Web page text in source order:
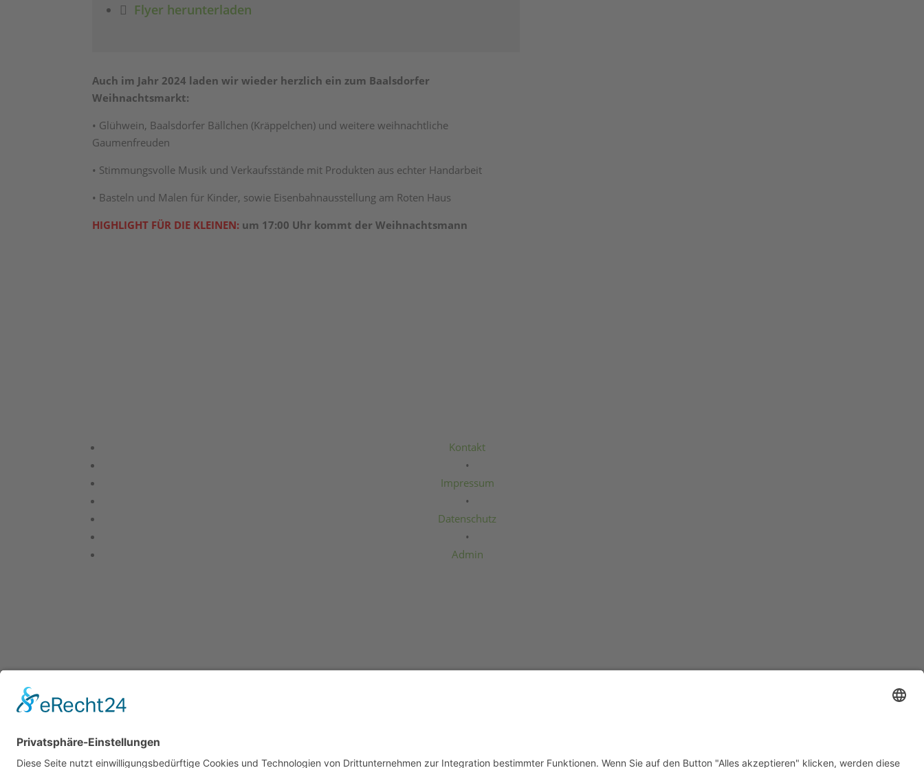
 Flyer herunterladen
Auch im Jahr 2024 laden wir wieder herzlich ein zum Baalsdorfer
Weihnachtsmarkt:
• Glühwein, Baalsdorfer Bällchen (Kräppelchen) und weitere weihnachtliche
Gaumenfreuden
• Stimmungsvolle Musik und Verkaufsstände mit Produkten aus echter Handarbeit
• Basteln und Malen für Kinder, sowie Eisenbahnausstellung am Roten Haus
HIGHLIGHT FÜR DIE KLEINEN: um 17:00 Uhr kommt der Weihnachtsmann
Kontakt
•
Impressum
•
Datenschutz
•
Admin
04316 Leipzig